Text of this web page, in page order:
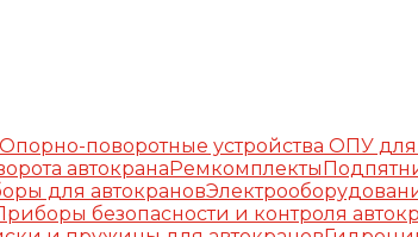
Опорно-поворотные устройства ОПУ для
автокранаРемкомплекты
для автокранов
безопасности и контроля